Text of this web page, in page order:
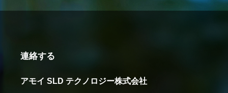
連絡する
アモイ SLD テクノロジー株式会社